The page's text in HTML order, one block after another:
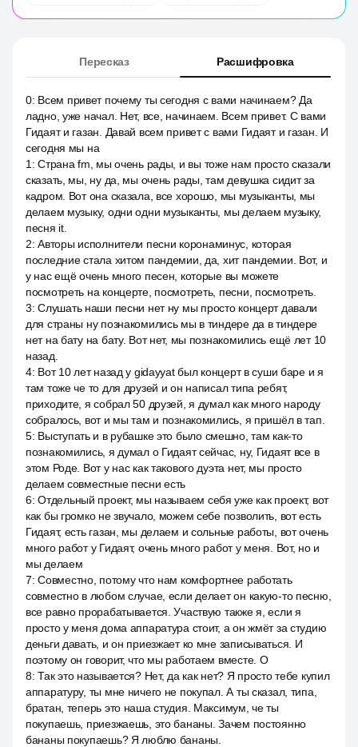
Пересказ Расшифровка
0: Всем привет почему ты сегодня с вами начинаем? Да
ладно, уже начал. Нет, все, начинаем. Всем привет. С вами
Гидаят и газан. Давай всем привет с вами Гидаят и газан. И
сегодня мы на
1 :Страна fm, мы очень рады, и вы тоже нам просто сказали
сказать, мы, ну да, мы очень рады, там девушка сидит за
кадром. Вот она сказала, все хорошо, мы музыканты, мы
делаем музыку, одни одни музыканты, мы делаем музыку,
песня it.
2:Авторы исполнители песни коронаминус, которая
последние стала хитом пандемии, да, хит пандемии. Вот, и
у нас ещё очень много песен, которые вы можете
посмотреть на концерте, посмотреть, песни, посмотреть.
3:Слушать наши песни нет ну мы просто концерт давали
для страны ну познакомились мы в тиндере да в тиндере
нет на бату на бату. Вот нет, мы познакомились ещё лет 10
назад.
4: Вот 10 лет назад у gidayyat был концерт в суши баре и я
там тоже че то для друзей и он написал типа ребят,
приходите, я собрал 50 друзей, я думал как много народу
собралось, вот и мы там и познакомились, я пришёл в тап.
5: Выступать и в рубашке это было смешно, там как-то
познакомились, я думал о Гидаят сейчас, ну, Гидаят все в
этом Роде. Вот у нас как такового дуэта нет, мы просто
делаем совместные песни есть
6:Отдельный проект, мы называем себя уже как проект, вот
как бы громко не звучало, можем себе позволить, вот есть
Гидаят, есть газан, мы делаем и сольные работы, вот очень
много работ у Гидаят, очень много работ у меня. Вот, но и
мы делаем
7:Совместно, потому что нам комфортнее работать
совместно в любом случае, если делает он какую-то песню,
все равно прорабатывается. Участвую также я, если я
просто у меня дома аппаратура стоит, а он жмёт за студию
деньги давать, и он приезжает ко мне записываться. И
поэтому он говорит, что мы работаем вместе. О
8:Так это называется? Нет, да как нет? Я просто тебе купил
аппаратуру, ты мне ничего не покупал. А ты сказал, типа,
братан, теперь это наша студия. Максимум, че ты
покупаешь, приезжаешь, это бананы. Зачем постоянно
бананы покупаешь? Я люблю бананы.